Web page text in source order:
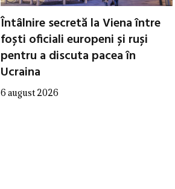
Întâlnire secretă la Viena între
foști oficiali europeni și ruși
pentru a discuta pacea în
Ucraina
6 august 2026